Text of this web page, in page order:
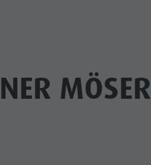
FAMILIE & KINDER
MÖSER